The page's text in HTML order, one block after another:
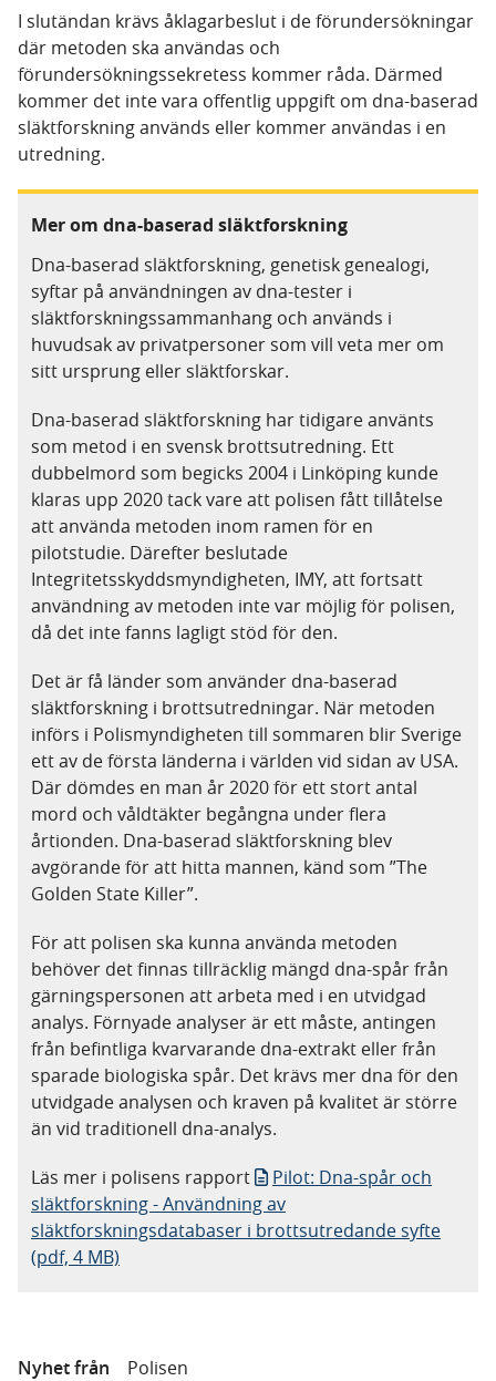
I slutändan krävs åklagarbeslut i de förundersökningar
där metoden ska användas och
förundersökningssekretess kommer råda. Därmed
kommer det inte vara offentlig uppgift om dna-baserad
släktforskning används eller kommer användas i en
utredning.
Mer om dna-baserad släktforskning
Dna-baserad släktforskning, genetisk genealogi,
syftar på användningen av dna-tester i
släktforskningssammanhang och används i
huvudsak av privatpersoner som vill veta mer om
sitt ursprung eller släktforskar.
Dna-baserad släktforskning har tidigare använts
som metod i en svensk brottsutredning. Ett
dubbelmord som begicks 2004 i Linköping kunde
klaras upp 2020 tack vare att polisen fått tillåtelse
att använda metoden inom ramen för en
pilotstudie. Därefter beslutade
Integritetsskyddsmyndigheten, IMY, att fortsatt
användning av metoden inte var möjlig för polisen,
då det inte fanns lagligt stöd för den.
Det är få länder som använder dna-baserad
släktforskning i brottsutredningar. När metoden
införs i Polismyndigheten till sommaren blir Sverige
ett av de första länderna i världen vid sidan av USA.
Där dömdes en man år 2020 för ett stort antal
mord och våldtäkter begångna under flera
årtionden. Dna-baserad släktforskning blev
avgörande för att hitta mannen, känd som ”The
Golden State Killer”.
För att polisen ska kunna använda metoden
behöver det finnas tillräcklig mängd dna-spår från
gärningspersonen att arbeta med i en utvidgad
analys. Förnyade analyser är ett måste, antingen
från befintliga kvarvarande dna-extrakt eller från
sparade biologiska spår. Det krävs mer dna för den
utvidgade analysen och kraven på kvalitet är större
än vid traditionell dna-analys.
Läs mer i polisens rapport
Pilot: Dna-spår och
släktforskning - Användning av
släktforskningsdatabaser i brottsutredande syfte
(pdf, 4 MB)
Nyhet från
Polisen